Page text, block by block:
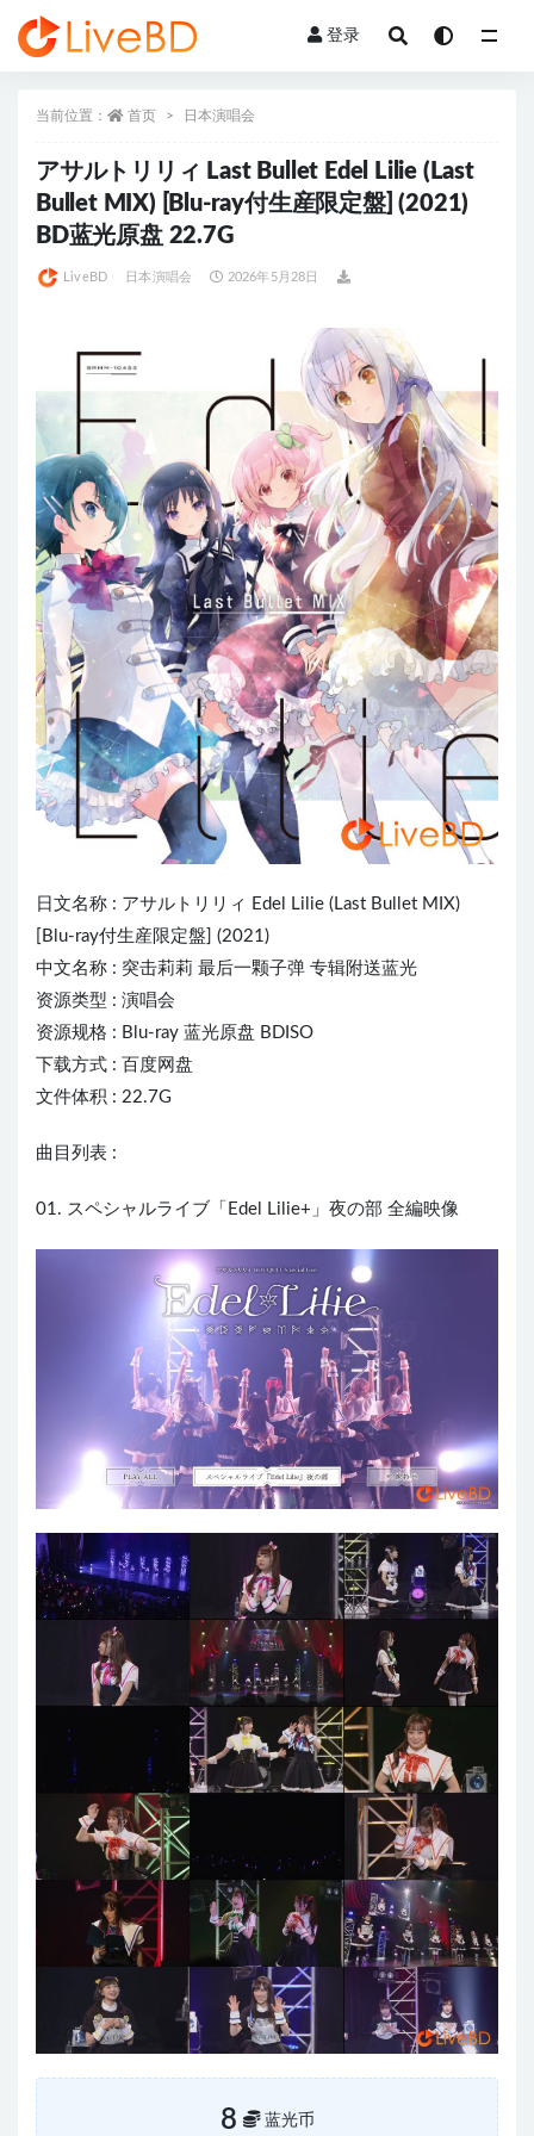
登录
当前位置： 首页 日本演唱会
アサルトリリィ Last Bullet Edel Lilie (Last
Bullet MIX) [Blu-ray付生産限定盤] (2021)
BD蓝光原盘 22.7G
LiveBD 日本演唱会 2026年5月28日
日文名称 : アサルトリリィ Edel Lilie (Last Bullet MIX)
[Blu-ray付生産限定盤] (2021)
中文名称 : 突击莉莉 最后一颗子弹 专辑附送蓝光
资源类型 : 演唱会
资源规格 : Blu-ray 蓝光原盘 BDISO
下载方式 : 百度网盘
文件体积 : 22.7G
曲目列表 :
01. スペシャルライブ「Edel Lilie+」夜の部 全編映像
8 蓝光币